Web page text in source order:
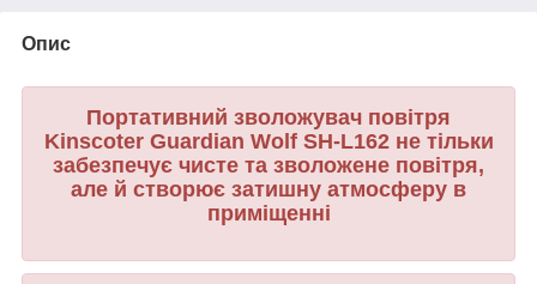
Опис
Портативний зволожувач повітря
Kinscoter Guardian Wolf SH-L162 не тільки
забезпечує чисте та зволожене повітря,
але й створює затишну атмосферу в
приміщенні